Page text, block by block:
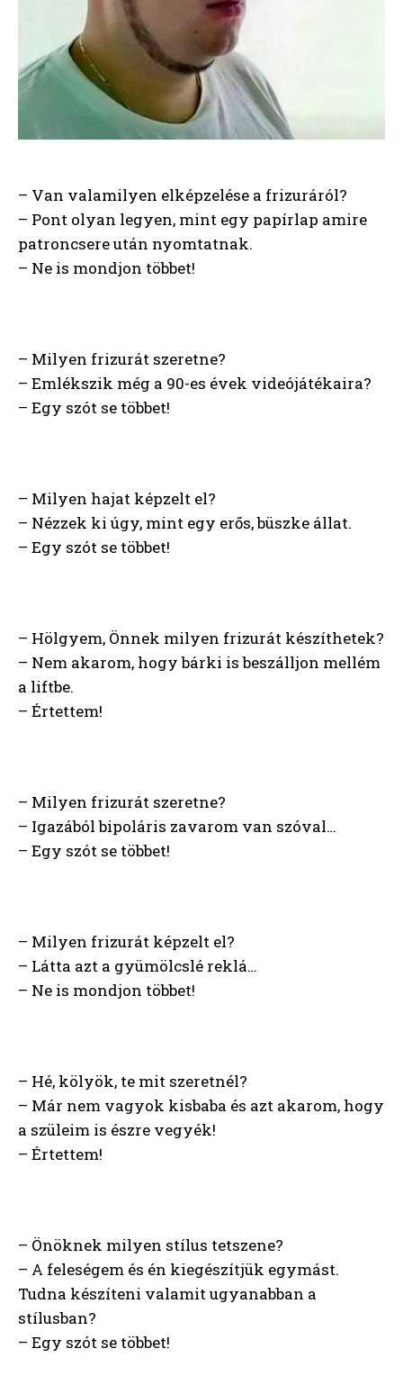
– Van valamilyen elképzelése a frizuráról?
– Pont olyan legyen, mint egy papírlap amire
patroncsere után nyomtatnak.
– Ne is mondjon többet!
– Milyen frizurát szeretne?
– Emlékszik még a 90-es évek videójátékaira?
– Egy szót se többet!
– Milyen hajat képzelt el?
– Nézzek ki úgy, mint egy erős, büszke állat.
– Egy szót se többet!
– Hölgyem, Önnek milyen frizurát készíthetek?
– Nem akarom, hogy bárki is beszálljon mellém
a liftbe.
– Értettem!
– Milyen frizurát szeretne?
– Igazából bipoláris zavarom van szóval…
– Egy szót se többet!
– Milyen frizurát képzelt el?
– Látta azt a gyümölcslé reklá…
– Ne is mondjon többet!
– Hé, kölyök, te mit szeretnél?
– Már nem vagyok kisbaba és azt akarom, hogy
a szüleim is észre vegyék!
– Értettem!
– Önöknek milyen stílus tetszene?
– A feleségem és én kiegészítjük egymást.
Tudna készíteni valamit ugyanabban a
stílusban?
– Egy szót se többet!